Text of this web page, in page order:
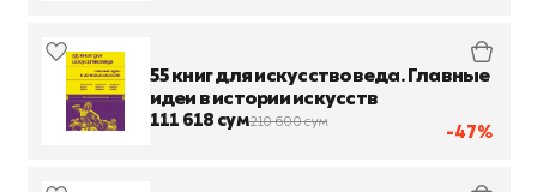
-47%
55 книг для искусствоведа. Главные
идеи в истории искусств
111 618 сум210 600 сум